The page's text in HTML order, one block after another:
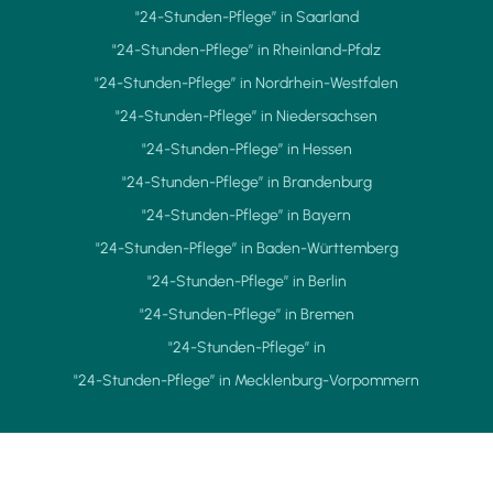
"24-Stunden-Pflege” in Saarland
"24-Stunden-Pflege” in Rheinland-Pfalz
"24-Stunden-Pflege” in Nordrhein-Westfalen
"24-Stunden-Pflege” in Niedersachsen
"24-Stunden-Pflege” in Hessen
"24-Stunden-Pflege” in Brandenburg
"24-Stunden-Pflege” in Bayern
"24-Stunden-Pflege” in Baden-Württemberg
"24-Stunden-Pflege” in Berlin
"24-Stunden-Pflege” in Bremen
"24-Stunden-Pflege” in
"24-Stunden-Pflege” in Mecklenburg-Vorpommern